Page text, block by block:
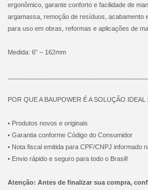
ergonômico, garante conforto e facilidade de
argamassa, remoção de resíduos, acabamento
para uso em obras, reformas e aplicações de
Medida: 6” – 162mm
POR QUE A BAUPOWER É A SOLUÇÃO IDEAL
• Produtos novos e originais
• Garantia conforme Código do Consumidor
• Nota fiscal emitida para CPF/CNPJ informado
• Envio rápido e seguro para todo o Brasil!
Atenção: Antes de finalizar sua compra,